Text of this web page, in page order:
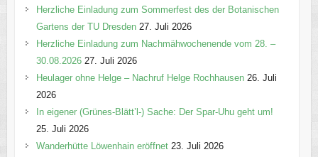
Herzliche Einladung zum Sommerfest des der Botanischen
Gartens der TU Dresden 27. Juli 2026
Herzliche Einladung zum Nachmähwochenende vom 28. –
30.08.2026 27. Juli 2026
Heulager ohne Helge – Nachruf Helge Rochhausen 26. Juli
2026
In eigener (Grünes-Blätt’l-) Sache: Der Spar-Uhu geht um!
25. Juli 2026
Wanderhütte Löwenhain eröffnet 23. Juli 2026